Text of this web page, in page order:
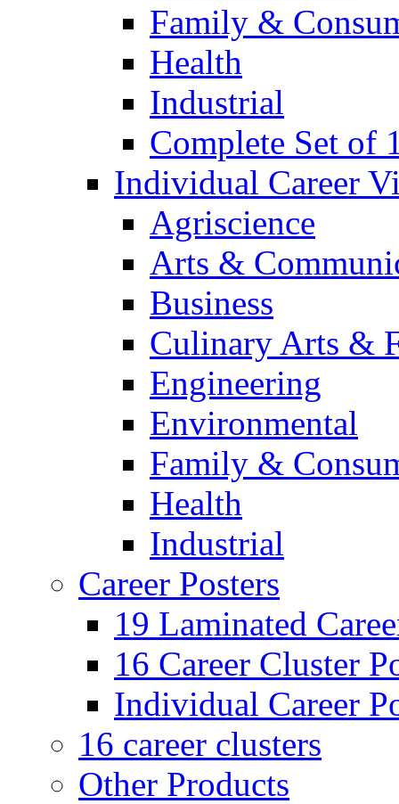
Family &
Health
Industrial
Complete Set of
Individual Career
Agriscience
Arts &
Business
Culinary Arts &
Engineering
Environmental
Family &
Health
Industrial
Career Posters
19 Laminated
16 Career Cluster
Individual Career
16 career clusters
Other Products